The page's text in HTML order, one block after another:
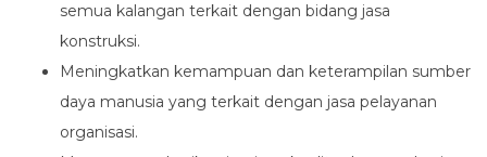
semua kalangan terkait dengan bidang jasa
konstruksi.
Meningkatkan kemampuan dan keterampilan sumber
daya manusia yang terkait dengan jasa pelayanan
organisasi.